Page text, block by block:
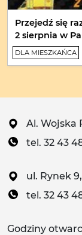
Przejedź się
2 sierpnia w
DLA MIESZKAŃCA
Al. Wojska
tel. 32 43
ul. Rynek
tel. 32 43
Godziny